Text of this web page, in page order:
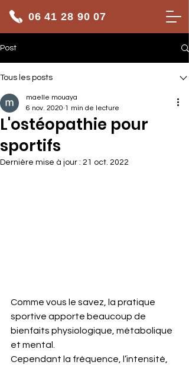
06 41 28 90 07
Post
Tous les posts
L'ostéopathie pour
sportifs
maelle mouaya
6 nov. 2020 1 min de lecture
Dernière mise à jour : 21 oct. 2022
Comme vous le savez, la pratique
sportive apporte beaucoup de
bienfaits physiologique, métabolique
et mental.
Cependant la fréquence, l’intensité,